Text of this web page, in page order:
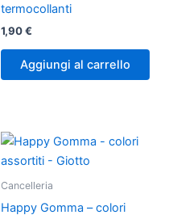
termocollanti
1,90€
Aggiungi al carrello
Cancelleria
Happy Gomma – colori